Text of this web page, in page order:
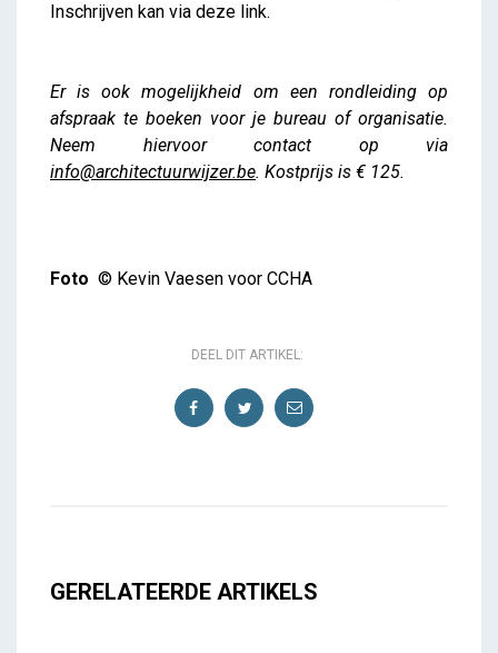
Inschrijven kan via deze link.
Er is ook mogelijkheid om een rondleiding op
afspraak te boeken voor je bureau of organisatie.
Neem hiervoor contact op via
info@architectuurwijzer.be. Kostprijs is € 125.
Foto © Kevin Vaesen voor CCHA
DEEL DIT ARTIKEL:
GERELATEERDE ARTIKELS